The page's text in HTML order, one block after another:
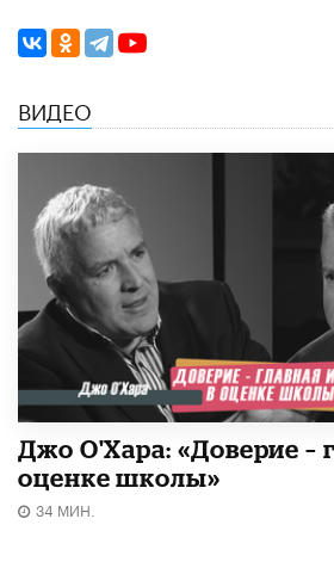
ВИДЕО
Джо О'Хара: «Доверие –
оценке школы»
34 МИН.